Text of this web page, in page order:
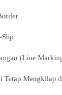
(Line
Tetap Mengkilap